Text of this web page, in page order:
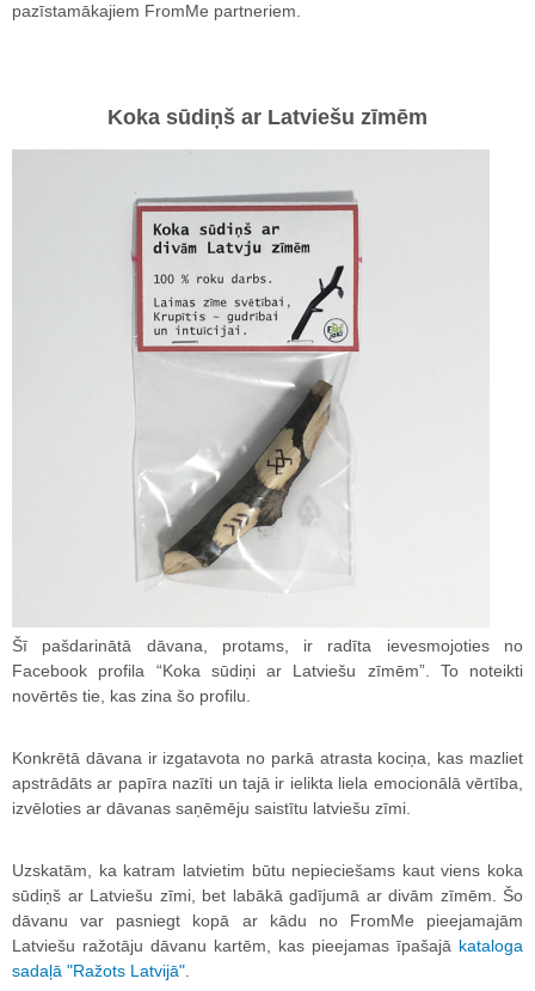
pazīstamākajiem FromMe partneriem.
Koka sūdiņš ar Latviešu zīmēm
Šī pašdarinātā dāvana, protams, ir radīta ievesmojoties no
Facebook profila “Koka sūdiņi ar Latviešu zīmēm”. To noteikti
novērtēs tie, kas zina šo profilu.
Konkrētā dāvana ir izgatavota no parkā atrasta kociņa, kas mazliet
apstrādāts ar papīra nazīti un tajā ir ielikta liela emocionālā vērtība,
izvēloties ar dāvanas saņēmēju saistītu latviešu zīmi.
Uzskatām, ka katram latvietim būtu nepieciešams kaut viens koka
sūdiņš ar Latviešu zīmi, bet labākā gadījumā ar divām zīmēm. Šo
dāvanu var pasniegt kopā ar kādu no FromMe pieejamajām
Latviešu ražotāju dāvanu kartēm, kas pieejamas īpašajā kataloga
sadaļā "Ražots Latvijā".